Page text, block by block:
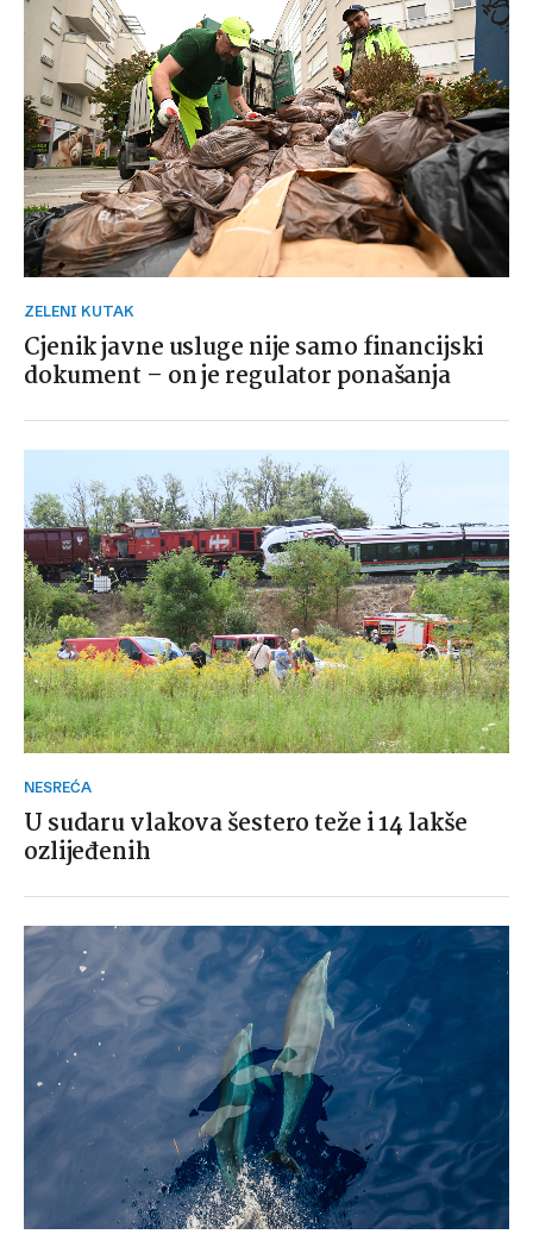
ZELENI KUTAK
Cjenik javne usluge nije samo financijski
dokument – on je regulator ponašanja
NESREĆA
U sudaru vlakova šestero teže i 14 lakše
ozlijeđenih